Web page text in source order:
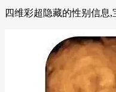
四维彩超隐藏的性别信息